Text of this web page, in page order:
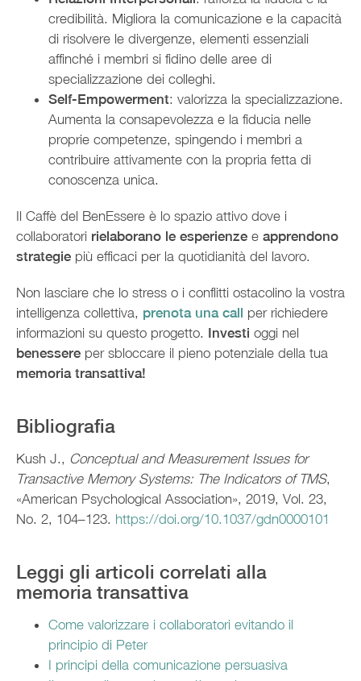
credibilità. Migliora la comunicazione e la capacità
di risolvere le divergenze, elementi essenziali
affinché i membri si fidino delle aree di
specializzazione dei colleghi.
Self-Empowerment: valorizza la specializzazione.
Aumenta la consapevolezza e la fiducia nelle
proprie competenze, spingendo i membri a
contribuire attivamente con la propria fetta di
conoscenza unica.
Il Caffè del BenEssere è lo spazio attivo dove i
collaboratori rielaborano le esperienze e apprendono
strategie più efficaci per la quotidianità del lavoro.
Non lasciare che lo stress o i conflitti ostacolino la vostra
intelligenza collettiva, prenota una call per richiedere
informazioni su questo progetto. Investi oggi nel
benessere per sbloccare il pieno potenziale della tua
memoria transattiva!
Bibliografia
Kush J., Conceptual and Measurement Issues for
Transactive Memory Systems: The Indicators of TMS,
«American Psychological Association», 2019, Vol. 23,
No. 2, 104–123. https://doi.org/10.1037/gdn0000101
Leggi gli articoli correlati alla
memoria transattiva
Come valorizzare i collaboratori evitando il
principio di Peter
I principi della comunicazione persuasiva